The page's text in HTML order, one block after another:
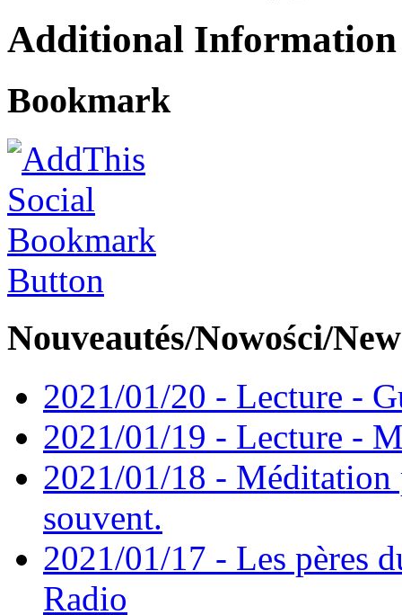
Additional Information
Bookmark
Nouveautés/Nowości/
2021/01/20 - Lecture -
2021/01/19 - Lecture -
2021/01/18 - Méditation
souvent.
2021/01/17 - Les pères
Radio